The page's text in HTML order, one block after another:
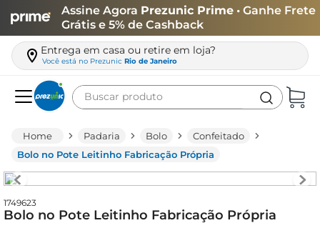
Assine Agora Prezunic Prime • Ganhe Frete
Grátis e 5% de Cashback
Entrega em casa ou retire em loja?
Você está no Prezunic Rio de Janeiro
Buscar produto
Padaria Bolo
Confeitado
Bolo no Pote Leitinho Fabricação Própria
1749623
Bolo no Pote Leitinho Fabricação Própria
leite
queijo